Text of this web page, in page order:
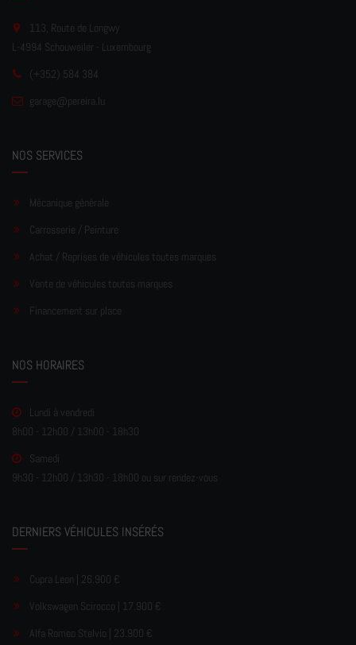
113, Route de Longwy
L-4994 Schouweiler - Luxembourg
(+352) 584 384
garage@pereira.lu
NOS SERVICES
Mécanique générale
Carrosserie / Peinture
Achat / Reprises de véhicules toutes marques
Vente de véhicules toutes marques
Financement sur place
NOS HORAIRES
Lundi à vendredi
8h00 - 12h00 / 13h00 - 18h30
Samedi
9h30 - 12h00 / 13h30 - 18h00 ou sur rendez-vous
DERNIERS VÉHICULES INSÉRÉS
Cupra Leon | 26.900 €
Volkswagen Scirocco | 17.900 €
Alfa Romeo Stelvio | 23.900 €